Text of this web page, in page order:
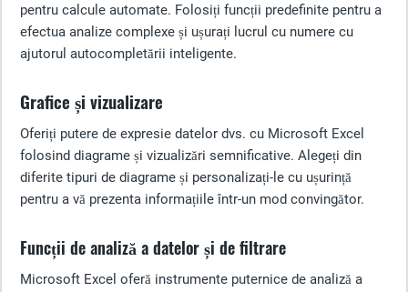
pentru calcule automate. Folosiți funcții predefinite pentru a
efectua analize complexe și ușurați lucrul cu numere cu
ajutorul autocompletării inteligente.
Grafice și vizualizare
Oferiți putere de expresie datelor dvs. cu Microsoft Excel
folosind diagrame și vizualizări semnificative. Alegeți din
diferite tipuri de diagrame și personalizați-le cu ușurință
pentru a vă prezenta informațiile într-un mod convingător.
Funcții de analiză a datelor și de filtrare
Microsoft Excel oferă instrumente puternice de analiză a